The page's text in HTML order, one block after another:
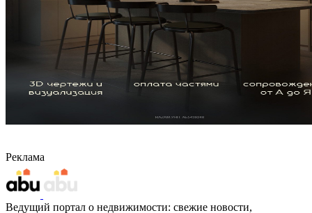
Реклама
Ведущий портал о недвижимости: свежие новости,